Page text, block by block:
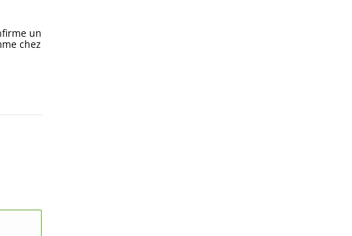
un
chez